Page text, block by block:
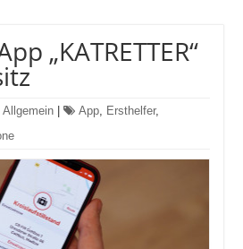
„KATRETTER“
Allgemein App, Ersthelfer,